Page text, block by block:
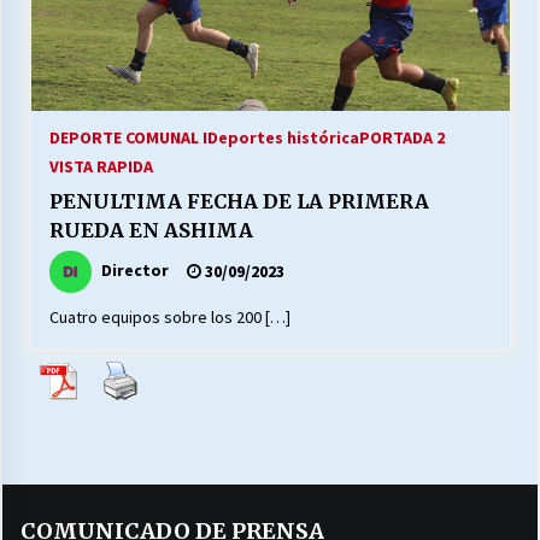
MUNICIPALIDAD, TRABAJADORES, CLIMA
LABORAL:
13/07/2026
25/06/2026
¿Qué habrían dicho?
23/06/2026
28/05/2026
DEPORTE COMUNAL IDeportes históricaPORTADA 2
VISTA RAPIDA
PENULTIMA FECHA DE LA PRIMERA
RUEDA EN ASHIMA
Director 30/09/2023
Cuatro equipos sobre los 200 […]
COMUNICADO DE PRENSA